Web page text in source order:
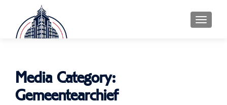
MENU
Media Category:
Gemeentearchief